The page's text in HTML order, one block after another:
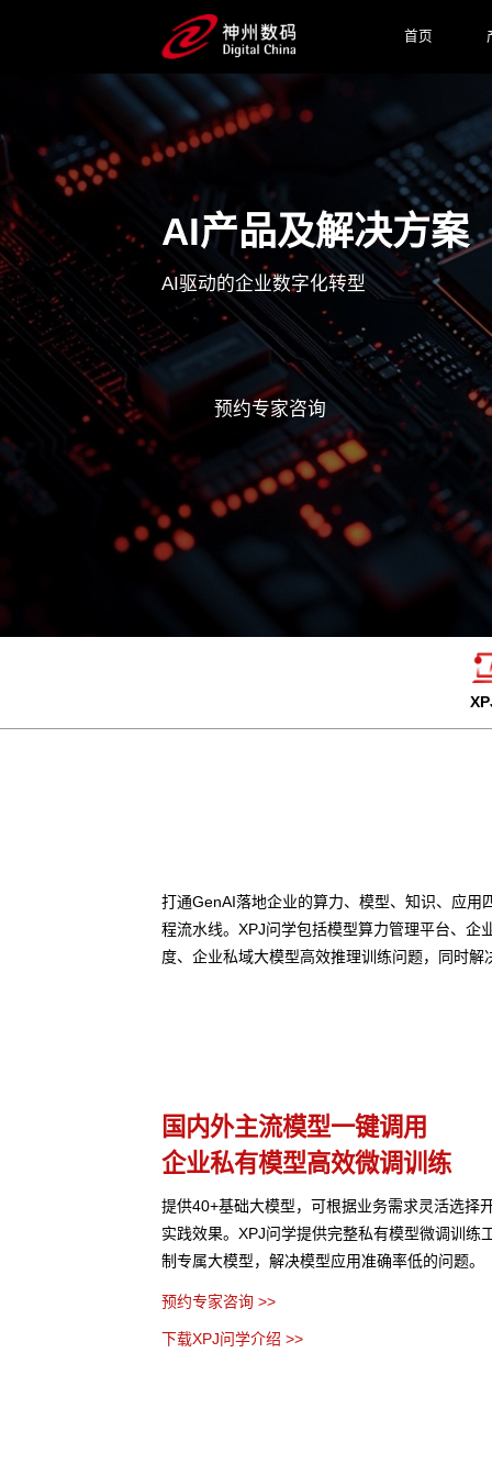
首页
AI产品及解决方案
AI驱动的企业数字化转型
预约专家咨询
打通GenAI落地企业的算力、模型、知识、应
程流水线。XPJ问学包括模型算力管理平台、企
度、企业私域大模型高效推理训练问题，同时
国内外主流模型一键调用
企业私有模型高效微调训练
提供40+基础大模型，可根据业务需求灵活选择
实践效果。XPJ问学提供完整私有模型微调训练
制专属大模型，解决模型应用准确率低的问题。
预约专家咨询 >>
下载XPJ问学介绍 >>